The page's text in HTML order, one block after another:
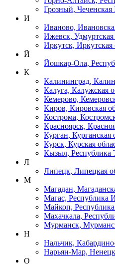
Грозный, Чеченская
И
Иваново,
Ижевск, Удмуртская
Иркутск, Иркутская
Й
Йошкар-Ола,
К
Калининград,
Калуга, Калужская
Кемерово,
Киров, Кировская
Кострома,
Красноярск,
Курган, Курганская
Курск, Курская
Кызыл, Республика
Л
Липецк, Липецкая
М
Магадан,
Магас, Республика
Майкоп,
Махачкала,
Мурманск,
Н
Нальчик,
Нарьян-Мар,
О